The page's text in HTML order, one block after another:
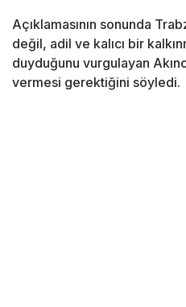
Açıklamasının sonunda
değil, adil ve kalıcı bir
duyduğunu vurgulayan
vermesi gerektiğini söyledi.